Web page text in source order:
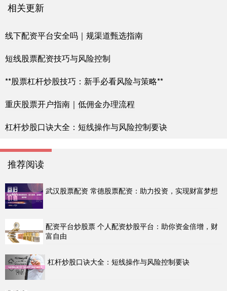
相关更新
线下配资平台安全吗｜规渠道甄选指南
短线股票配资技巧与风险控制
**股票杠杆炒股技巧：新手必看风险与策略**
重庆股票开户指南｜低佣金办理流程
杠杆炒股口诀大全：短线操作与风险控制要诀
推荐阅读
武汉股票配资 常德股票配资：助力投资，实现财富梦想
配资平台炒股票 个人配资炒股平台：助你资金倍增，财
富自由
杠杆炒股口诀大全：短线操作与风险控制要诀